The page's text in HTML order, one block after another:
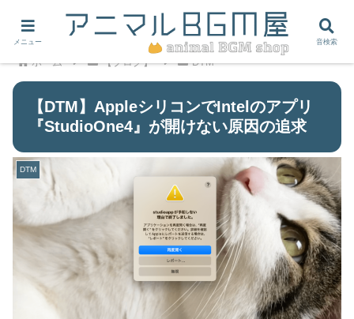
ホーム 【ブログ】 DTM
【DTM】AppleシリコンでIntelのアプリ
『StudioOne4』が開けない原因の追求
DTM
メニュー 音検索